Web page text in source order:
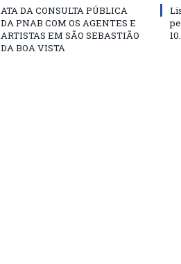
ATA DA CONSULTA PÚBLICA
DA PNAB COM OS AGENTES E
ARTISTAS EM SÃO SEBASTIÃO
DA BOA VISTA